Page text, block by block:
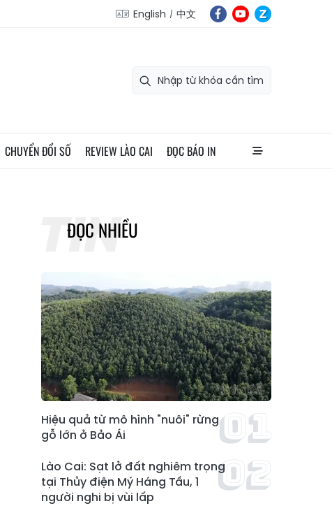
English 中文
CHUYỂN ĐỔI SỐ REVIEW LÀO CAI ĐỌC BÁO IN
ĐỌC NHIỀU
Hiệu quả từ mô hình "nuôi" rừng
gỗ lớn ở Bảo Ái
Lào Cai: Sạt lở đất nghiêm trọng
tại Thủy điện Mý Háng Tầu, 1
người nghi bị vùi lấp